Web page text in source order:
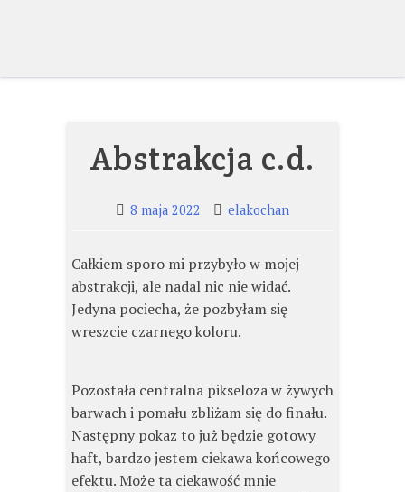
Abstrakcja c.d.
8 maja 2022 elakochan
Całkiem sporo mi przybyło w mojej
abstrakcji, ale nadal nic nie widać.
Jedyna pociecha, że pozbyłam się
wreszcie czarnego koloru.
Pozostała centralna pikseloza w żywych
barwach i pomału zbliżam się do finału.
Następny pokaz to już będzie gotowy
haft, bardzo jestem ciekawa końcowego
efektu. Może ta ciekawość mnie